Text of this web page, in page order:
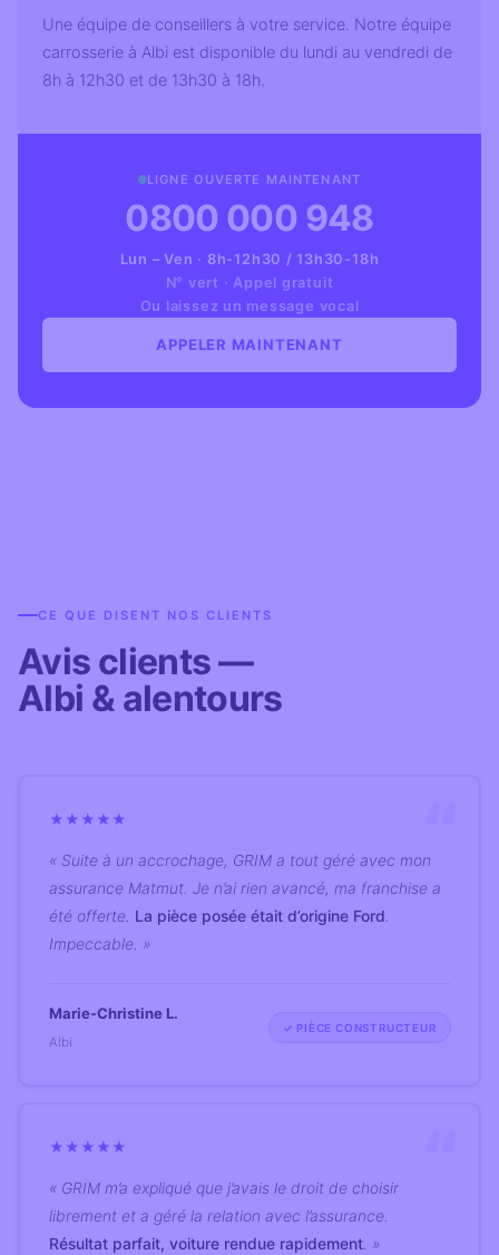
Une équipe de conseillers à votre service. Notre équipe
carrosserie à Albi est disponible du lundi au vendredi de
8h à 12h30 et de 13h30 à 18h.
LIGNE OUVERTE MAINTENANT
0800 000 948
Lun – Ven · 8h-12h30 / 13h30-18h
N° vert · Appel gratuit
Ou laissez un message vocal
APPELER MAINTENANT
CE QUE DISENT NOS CLIENTS
Avis clients —
Albi & alentours
★ ★ ★ ★ ★
« Suite à un accrochage, GRIM a tout géré avec mon
assurance Matmut. Je n’ai rien avancé, ma franchise a
été offerte. La pièce posée était d’origine Ford
Impeccable. »
Marie-Christine L.
Albi
✓ PIÈCE CONSTRUCTEUR
★ ★ ★ ★ ★
« GRIM m’a expliqué que j’avais le droit de choisir
librement et a géré la relation avec l’assurance.
Résultat parfait, voiture rendue rapidement. »